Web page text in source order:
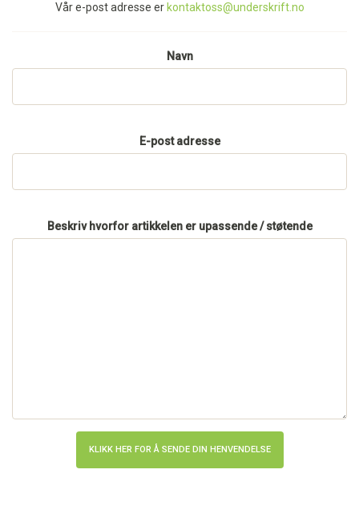
Vår e-post adresse er kontaktoss@underskrift.no
Navn
E-post adresse
Beskriv hvorfor artikkelen er upassende / støtende